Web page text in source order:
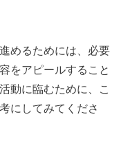
めるためには、必要
をアピールすること
動に臨むために、こ
にしてみてくださ